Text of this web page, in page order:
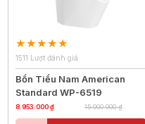
1511 Lượt đánh giá
Bồn Tiểu Nam American
Standard WP-6519
8.953.000 ₫ 15.000.000 ₫